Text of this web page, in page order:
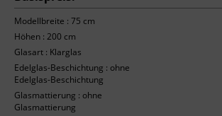
Modellbreite : 75 cm
Höhen : 200 cm
Glasart : Klarglas
Edelglas-Beschichtung : ohne
Edelglas-Beschichtung
Glasmattierung : ohne
Glasmattierung